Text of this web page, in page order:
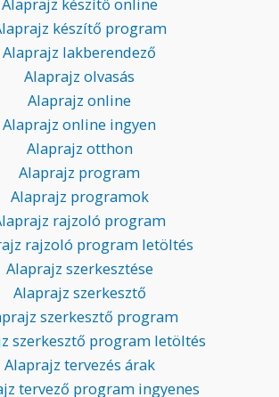
Alaprajz készítő online
készítő program
Alaprajz lakberendező
Alaprajz olvasás
Alaprajz online
Alaprajz online ingyen
Alaprajz otthon
Alaprajz program
Alaprajz programok
rajzoló program
rajzoló program letöltés
Alaprajz szerkesztése
Alaprajz szerkesztő
szerkesztő program
szerkesztő program letöltés
Alaprajz tervezés árak
tervező program ingyenes